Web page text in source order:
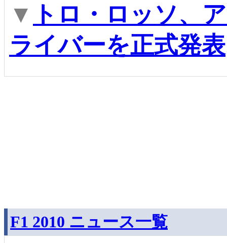
▼
トロ・ロッソ、
ライバーを正式発表
F1 2010 ニュース一覧